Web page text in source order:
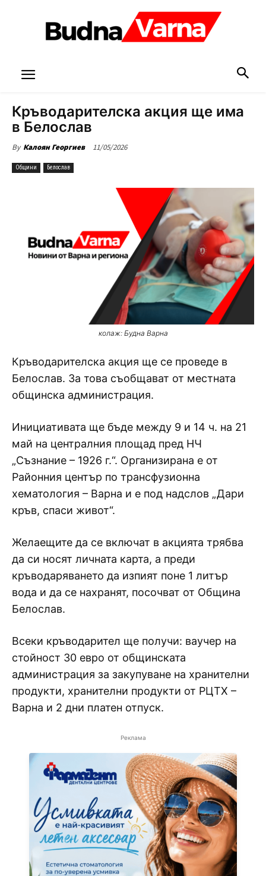
Кръводарителска акция ще има
в Белослав
By Калоян Георгиев 11/05/2026
Общини Белослав
колаж: Будна Варна
Кръводарителска акция ще се проведе в
Белослав. За това съобщават от местната
общинска администрация.
Инициативата ще бъде между 9 и 14 ч. на 21
май на централния площад пред НЧ
„Съзнание – 1926 г.“. Организирана е от
Районния център по трансфузионна
хематология – Варна и е под надслов „Дари
кръв, спаси живот“.
Желаещите да се включат в акцията трябва
да си носят личната карта, а преди
кръводаряването да изпият поне 1 литър
вода и да се нахранят, посочват от Община
Белослав.
Всеки кръводарител ще получи: ваучер на
стойност 30 евро от общинската
администрация за закупуване на хранителни
продукти, хранителни продукти от РЦТХ –
Варна и 2 дни платен отпуск.
Реклама